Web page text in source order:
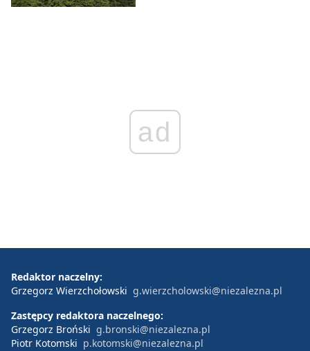
ad
Redaktor naczelny:
Grzegorz Wierzchołowski g.wierzcholowski@niezalezna.pl
Zastępcy redaktora naczelnego:
Grzegorz Broński g.bronski@niezalezna.pl
Piotr Kotomski p.kotomski@niezalezna.pl